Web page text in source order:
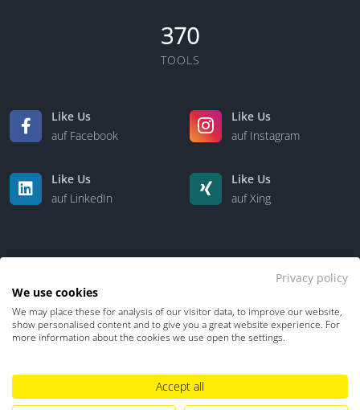
370
TOOLS
Like Us
auf Facebook
Like Us
auf Instagram
Like Us
auf LinkedIn
Like Us
auf Xing
Kontakt Über uns
Impressum
Privacy policy
We use cookies
We may place these for analysis of our visitor data, to improve our website,
show personalised content and to give you a great website experience. For
more information about the cookies we use open the settings.
Accept all